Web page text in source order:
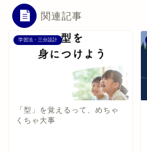
関連記事
学習法・三分設計
「型」を覚えるって、めちゃ
くちゃ大事